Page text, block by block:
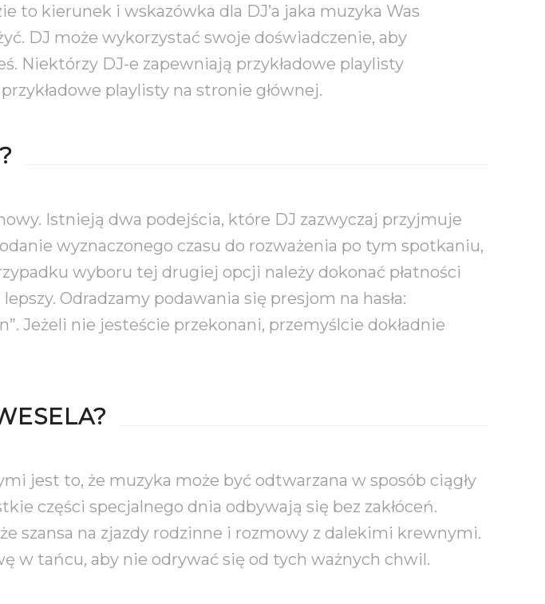
to kierunek i wskazówka dla DJ’a jaka muzyka Was
DJ może wykorzystać swoje doświadczenie, aby
Niektórzy DJ-e zapewniają przykładowe playlisty
playlisty na stronie głównej.
Istnieją dwa podejścia, które DJ zazwyczaj przyjmuje
wyznaczonego czasu do rozważenia po tym spotkaniu,
wyboru tej drugiej opcji należy dokonać płatności
Odradzamy podawania się presjom na hasła:
Jeżeli nie jesteście przekonani, przemyślcie dokładnie
jest to, że muzyka może być odtwarzana w sposób ciągły
części specjalnego dnia odbywają się bez zakłóceń.
szansa na zjazdy rodzinne i rozmowy z dalekimi krewnymi.
w tańcu, aby nie odrywać się od tych ważnych chwil.